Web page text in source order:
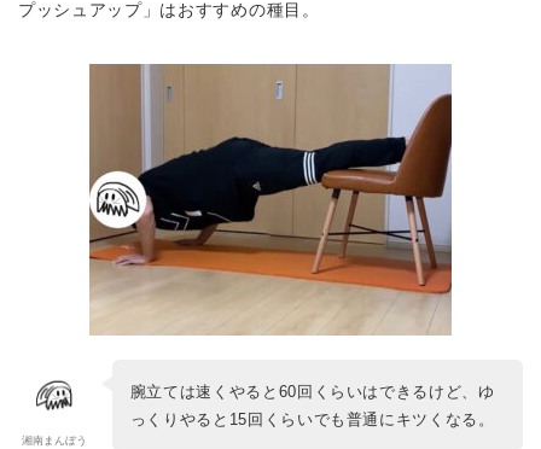
プッシュアップ」はおすすめの種目。
湘南まんぼう
腕立ては速くやると60回くらいはできるけど、ゆ
っくりやると15回くらいでも普通にキツくなる。